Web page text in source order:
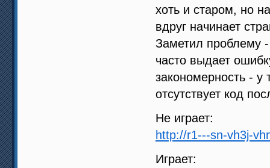
хоть и старом, но
вдруг начинает
Заметил проблему
часто выдает
закономерность - у
отсутствует код
Не играет:
http://r1---sn-vh3j-
Играет: